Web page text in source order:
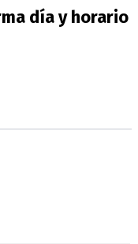
día y horario